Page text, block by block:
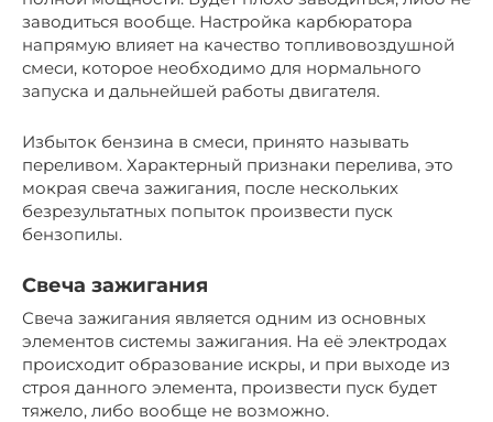
заводиться вообще. Настройка карбюратора
напрямую влияет на качество топливовоздушной
смеси, которое необходимо для нормального
запуска и дальнейшей работы двигателя.
Избыток бензина в смеси, принято называть
переливом. Характерный признаки перелива, это
мокрая свеча зажигания, после нескольких
безрезультатных попыток произвести пуск
бензопилы.
Свеча зажигания
Свеча зажигания является одним из основных
элементов системы зажигания. На её электродах
происходит образование искры, и при выходе из
строя данного элемента, произвести пуск будет
тяжело, либо вообще не возможно.